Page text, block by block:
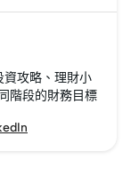
攻略、理財小
階段的財務目標